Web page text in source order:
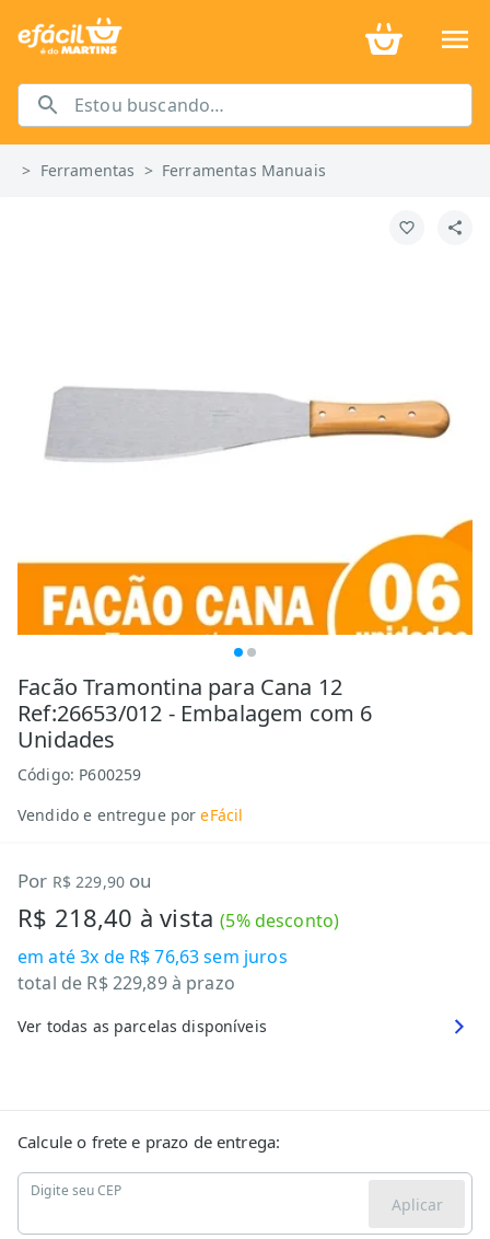
> Ferramentas > Ferramentas Manuais
Facão Tramontina para Cana 12
Ref:26653/012 - Embalagem com 6
Unidades
Código: P600259
Vendido e entregue por eFácil
Por R$ 229,90 ou
R$ 218,40 à vista(5% desconto)
em até3x de R$ 76,63sem juros
total de R$ 229,89à prazo
Ver todas as parcelas disponíveis
Calcule o frete e prazo de entrega:
Digite seu CEP
Aplicar